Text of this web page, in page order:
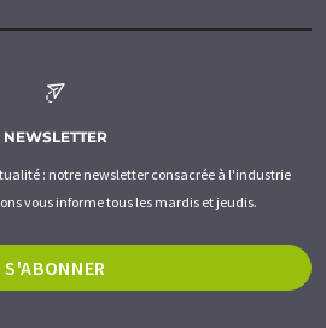
NEWSLETTER
: notre newsletter consacrée à l'industrie
vous informe tous les mardis et jeudis.
S'ABONNER